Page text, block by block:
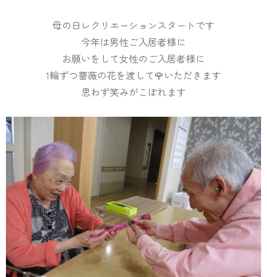
母の日レクリエーションスタートです
今年は男性ご入居者様に
お願いをして女性のご入居者様に
1輪ずつ薔薇の花を渡して🌹いただきます
思わず笑みがこぼれます